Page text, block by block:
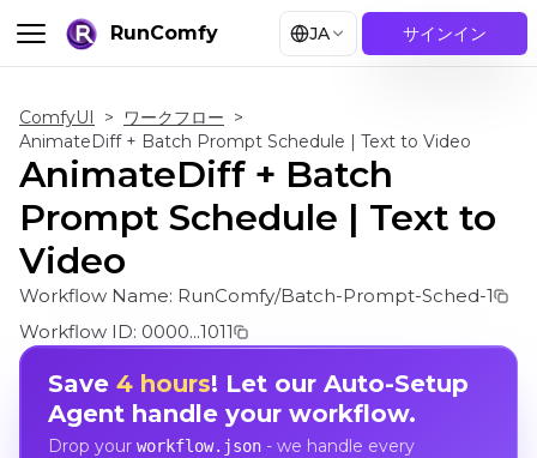
RunComfy JA サインイン
ComfyUI > ワークフロー >
AnimateDiff + Batch Prompt Schedule | Text to Video
AnimateDiff + Batch
Prompt Schedule | Text to
Video
Workflow Name: RunComfy/Batch-Prompt-Sched-1
Workflow ID: 0000...1011
Save 4 hours! Let our Auto-Setup
Agent handle your workflow.
Drop your workflow.json- we handle every